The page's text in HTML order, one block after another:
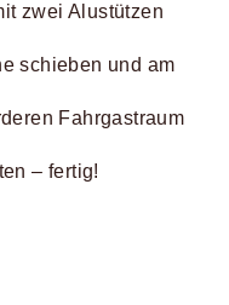
zwei Alustützen
schieben und am
Fahrgastraum
– fertig!